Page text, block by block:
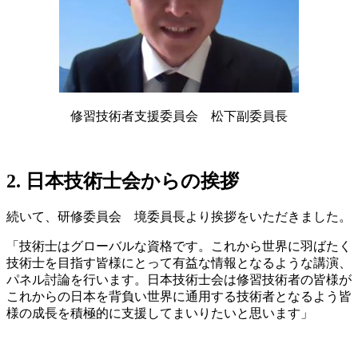
修習技術者支援委員会 松下副委員長
2. 日本技術士会からの挨拶
続いて、研修委員会 境委員長より挨拶をいただきました。
「技術士はグローバルな資格です。これから世界に羽ばたく
技術士を目指す皆様にとって有益な情報となるような講演、
パネル討論を行います。日本技術士会は修習技術者の皆様が
これからの日本を背負い世界に通用する技術者となるよう皆
様の成長を積極的に支援してまいりたいと思います」